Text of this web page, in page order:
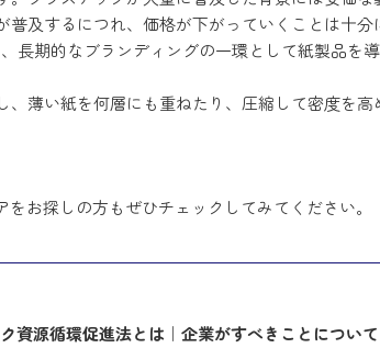
及するにつれ、価格が下がっていくことは十
長期的なブランディングの一環として紙製品を
薄い紙を何層にも重ねたり、圧縮して密度を
お探しの方もぜひチェックしてみてください。
資源循環促進法とは｜企業がすべきことについ